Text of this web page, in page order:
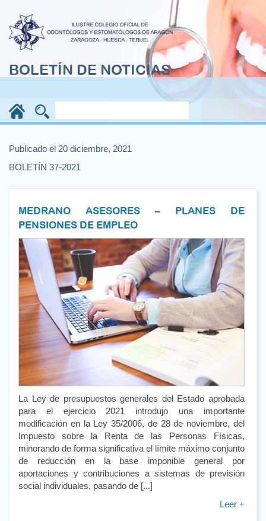
BOLETÍN DE NOTICIAS
Publicado el 20 diciembre, 2021
BOLETÍN 37-2021
MEDRANO ASESORES – PLANES DE
PENSIONES DE EMPLEO
La Ley de presupuestos generales del Estado aprobada
para el ejercicio 2021 introdujo una importante
modificación en la Ley 35/2006, de 28 de noviembre, del
Impuesto sobre la Renta de las Personas Físicas,
minorando de forma significativa el límite máximo conjunto
de reducción en la base imponible general por
aportaciones y contribuciones a sistemas de previsión
social individuales, pasando de [...]
Leer +